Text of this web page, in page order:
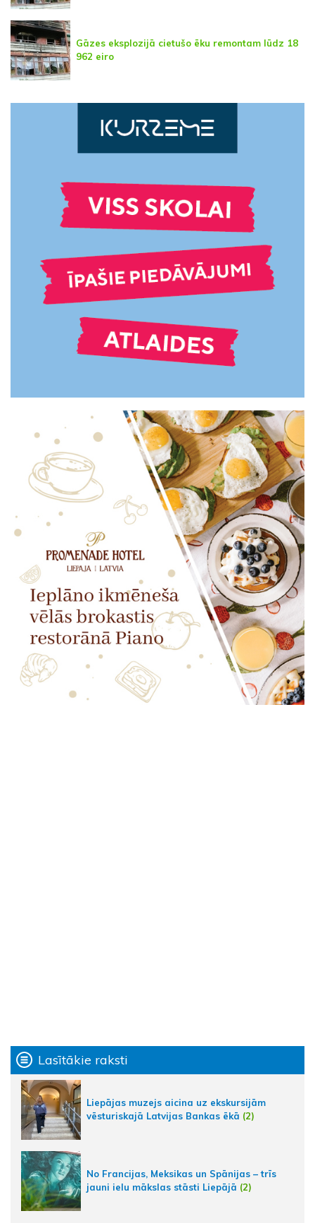
Gāzes eksplozijā cietušo ēku remontam lūdz 18
962 eiro
Lasītākie raksti
Liepājas muzejs aicina uz ekskursijām
vēsturiskajā Latvijas Bankas ēkā (2)
No Francijas, Meksikas un Spānijas – trīs
jauni ielu mākslas stāsti Liepājā (2)